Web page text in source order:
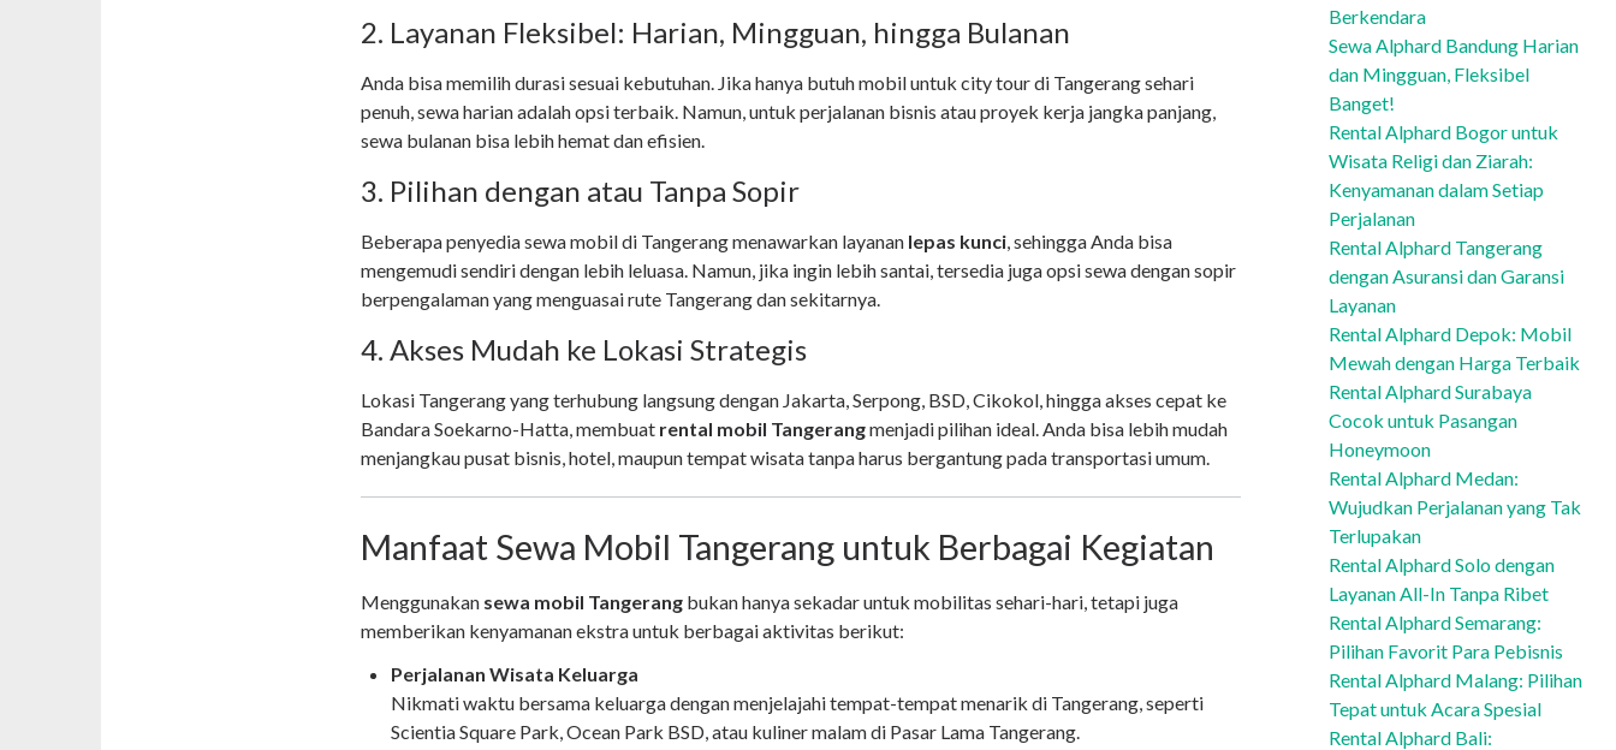
2. Layanan Fleksibel: Harian, Mingguan, hingga Bulanan
Anda bisa memilih durasi sesuai kebutuhan. Jika hanya butuh mobil untuk city tour di Tangerang sehari
penuh, sewa harian adalah opsi terbaik. Namun, untuk perjalanan bisnis atau proyek kerja jangka panjang,
sewa bulanan bisa lebih hemat dan efisien.
3. Pilihan dengan atau Tanpa Sopir
Beberapa penyedia sewa mobil di Tangerang menawarkan layanan lepas kunci, sehingga Anda bisa
mengemudi sendiri dengan lebih leluasa. Namun, jika ingin lebih santai, tersedia juga opsi sewa dengan sopir
berpengalaman yang menguasai rute Tangerang dan sekitarnya.
4. Akses Mudah ke Lokasi Strategis
Lokasi Tangerang yang terhubung langsung dengan Jakarta, Serpong, BSD, Cikokol, hingga akses cepat ke
Bandara Soekarno-Hatta, membuat rental mobil Tangerangmenjadi pilihan ideal. Anda bisa lebih mudah
menjangkau pusat bisnis, hotel, maupun tempat wisata tanpa harus bergantung pada transportasi umum.
Manfaat Sewa Mobil Tangerang untuk Berbagai Kegiatan
Menggunakan sewa mobil Tangerang bukan hanya sekadar untuk mobilitas sehari-hari, tetapi juga
memberikan kenyamanan ekstra untuk berbagai aktivitas berikut:
Perjalanan Wisata Keluarga
Nikmati waktu bersama keluarga dengan menjelajahi tempat-tempat menarik di Tangerang, seperti
Scientia Square Park, Ocean Park BSD, atau kuliner malam di Pasar Lama Tangerang.
Berkendara
Sewa Alphard Bandung Harian
dan Mingguan, Fleksibel
Banget!
Rental Alphard Bogor untuk
Wisata Religi dan Ziarah:
Kenyamanan dalam Setiap
Perjalanan
Rental Alphard Tangerang
dengan Asuransi dan Garansi
Layanan
Rental Alphard Depok: Mobil
Mewah dengan Harga Terbaik
Rental Alphard Surabaya
Cocok untuk Pasangan
Honeymoon
Rental Alphard Medan:
Wujudkan Perjalanan yang Tak
Terlupakan
Rental Alphard Solo dengan
Layanan All-In Tanpa Ribet
Rental Alphard Semarang:
Pilihan Favorit Para Pebisnis
Rental Alphard Malang: Pilihan
Tepat untuk Acara Spesial
Rental Alphard Bali: